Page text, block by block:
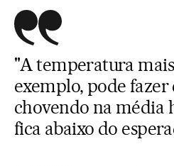
"A temperatura
exemplo, pode
chovendo na média
fica abaixo do